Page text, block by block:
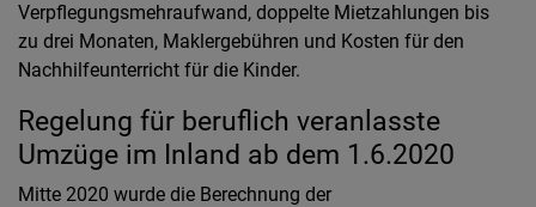
Verpflegungsmehraufwand, doppelte Mietzahlungen bis
zu drei Monaten, Maklergebühren und Kosten für den
Nachhilfeunterricht für die Kinder.
Regelung für beruflich veranlasste
Umzüge im Inland ab dem 1.6.2020
Mitte 2020 wurde die Berechnung der